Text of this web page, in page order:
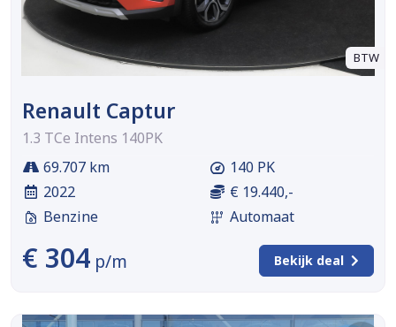
BTW
Renault Captur
1.3 TCe Intens 140PK
69.707 km
2022
Benzine
140 PK
€ 19.440,-
Automaat
€ 304 p/m Bekijk deal